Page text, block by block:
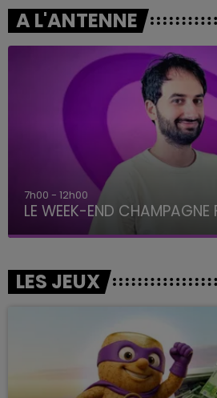
A L'ANTENNE
7h00 - 12h00
LE WEEK-END CHAMPAGNE
LES JEUX